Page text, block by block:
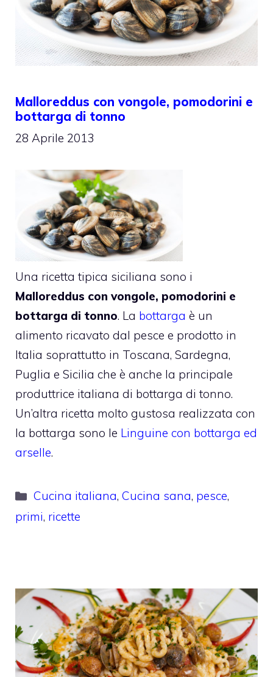
Malloreddus con vongole, pomodorini e
bottarga di tonno
28 Aprile 2013
Una ricetta tipica siciliana sono i
Malloreddus con vongole, pomodorini e
bottarga di tonno. La bottarga è un
alimento ricavato dal pesce e prodotto in
Italia soprattutto in Toscana, Sardegna,
Puglia e Sicilia che è anche la principale
produttrice italiana di bottarga di tonno.
Un’altra ricetta molto gustosa realizzata con
la bottarga sono le Linguine con bottarga ed
arselle.
Categorie
Cucina italiana,Cucina sana, pesce,
primi, ricette